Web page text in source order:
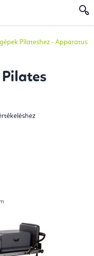
gépek Pilateshez - Apparatus